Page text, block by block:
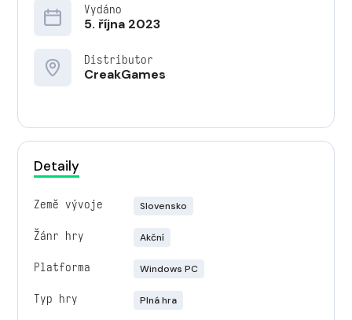
Vydáno
5. října 2023
Distributor
CreakGames
Detaily
Země vývoje Slovensko
Žánr hry Akční
Platforma Windows PC
Typ hry Plná hra